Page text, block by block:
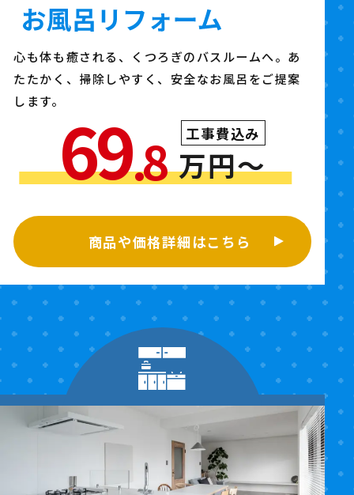
工事費込み
69.8 万円〜
心も体も癒される、くつろぎのバスルームへ。あ
たたかく、掃除しやすく、安全なお風呂をご提案
します。
商品や価格詳細はこちら